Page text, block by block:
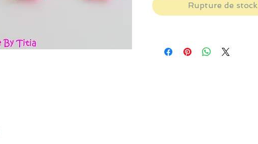
Rupture de stock